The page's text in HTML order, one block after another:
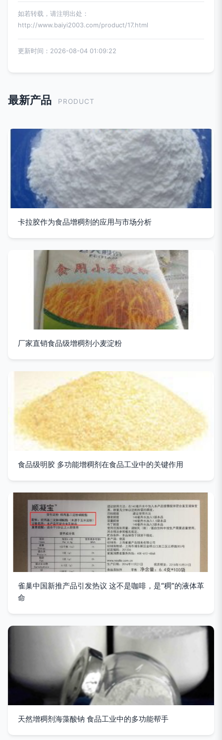
如若转载，请注明出处：
http://www.baiyi2003.com/product/17.html
更新时间：2026-08-04 01:09:22
最新产品 PRODUCT
卡拉胶作为食品增稠剂的应用与市场分析
厂家直销食品级增稠剂小麦淀粉
食品级明胶 多功能增稠剂在食品工业中的关键作用
雀巢中国新推产品引发热议 这不是咖啡，是“稠”的液体革
命
天然增稠剂海藻酸钠 食品工业中的多功能帮手